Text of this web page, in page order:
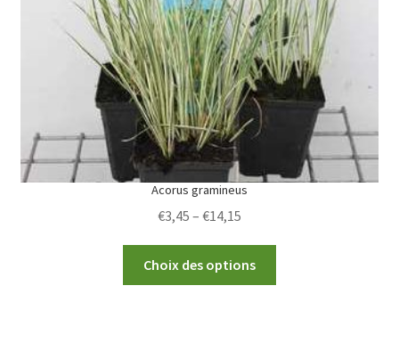
chosen
on
the
product
Acorus gramineus
€3,45 – €14,15
€3,45
through
Choix des options